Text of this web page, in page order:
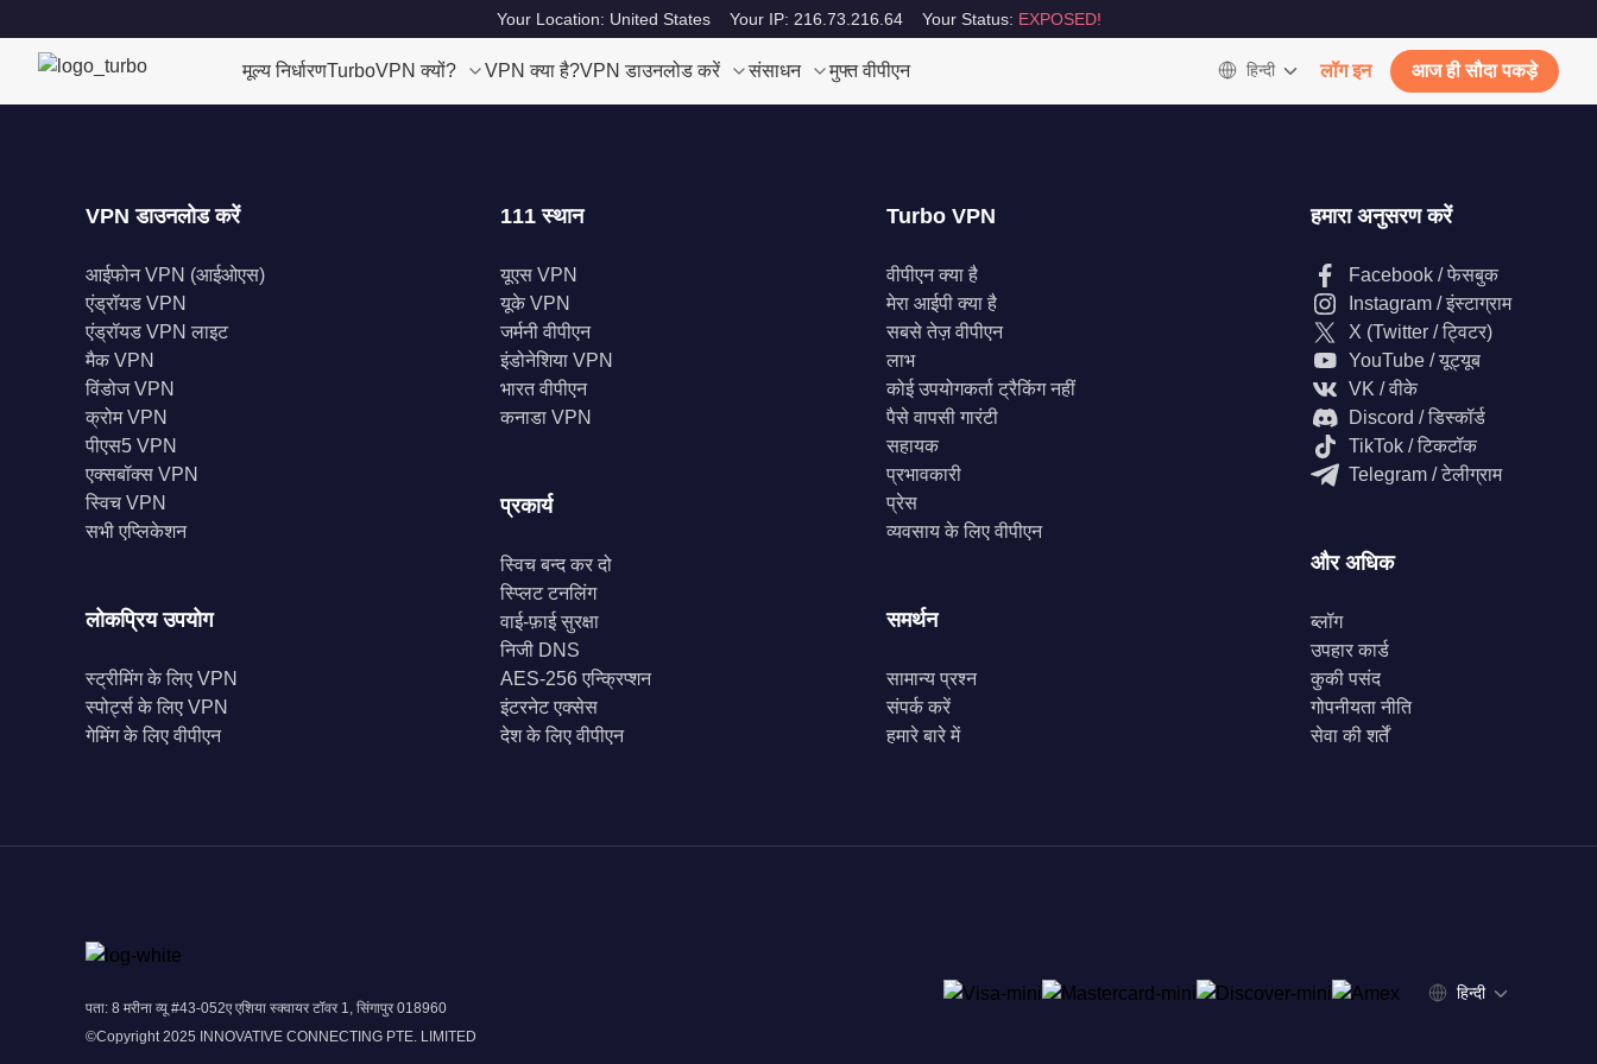
Your Location: United States Your IP: 216.73.216.64 Your Status: EXPOSED!
मूल्य निर्धारणTurboVPN क्यों? VPN क्या है?VPN डाउनलोड करें संसाधन मुफ्त वीपीएन हिन्दी लॉग इन आज ही सौदा पकड़े
VPN डाउनलोड करें
आईफोन VPN (आईओएस)
एंड्रॉयड VPN
एंड्रॉयड VPN लाइट
मैक VPN
विंडोज VPN
क्रोम VPN
पीएस5 VPN
एक्सबॉक्स VPN
स्विच VPN
सभी एप्लिकेशन
लोकप्रिय उपयोग
स्ट्रीमिंग के लिए VPN
स्पोर्ट्स के लिए VPN
गेमिंग के लिए वीपीएन
111 स्थान
यूएस VPN
यूके VPN
जर्मनी वीपीएन
इंडोनेशिया VPN
भारत वीपीएन
कनाडा VPN
प्रकार्य
स्विच बन्द कर दो
स्प्लिट टनलिंग
वाई-फ़ाई सुरक्षा
निजी DNS
AES-256 एन्क्रिप्शन
इंटरनेट एक्सेस
देश के लिए वीपीएन
Turbo VPN
वीपीएन क्या है
मेरा आईपी क्या है
सबसे तेज़ वीपीएन
लाभ
कोई उपयोगकर्ता ट्रैकिंग नहीं
पैसे वापसी गारंटी
सहायक
प्रभावकारी
प्रेस
व्यवसाय के लिए वीपीएन
समर्थन
सामान्य प्रश्न
संपर्क करें
हमारे बारे में
हमारा अनुसरण करें
Facebook / फेसबुक
Instagram / इंस्टाग्राम
X (Twitter / ट्विटर)
YouTube / यूट्यूब
VK / वीके
Discord / डिस्कॉर्ड
TikTok / टिकटॉक
Telegram / टेलीग्राम
और अधिक
ब्लॉग
उपहार कार्ड
कुकी पसंद
गोपनीयता नीति
सेवा की शर्तें
पता: 8 मरीना व्यू #43-052ए एशिया स्क्वायर टॉवर 1, सिंगापुर 018960
©Copyright 2025 INNOVATIVE CONNECTING PTE. LIMITED
हिन्दी